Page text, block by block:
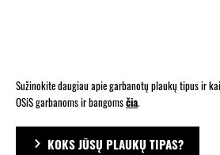
Sužinokite daugiau apie garbanotų plaukų tipus ir
OSiS garbanoms ir bangomsčia.
KOKS JŪSŲ PLAUKŲ TIPAS?